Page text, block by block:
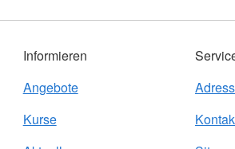
Informieren
Angebote
Kurse